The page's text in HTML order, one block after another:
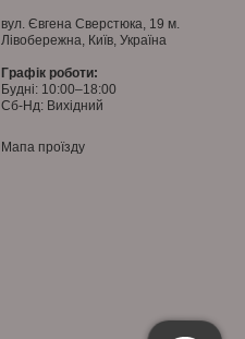
вул. Євгена Сверстюка, 19 м.
Лівобережна, Київ, Україна
Графік роботи:
Будні: 10:00–18:00
Сб-Нд: Вихідний
Мапа проїзду